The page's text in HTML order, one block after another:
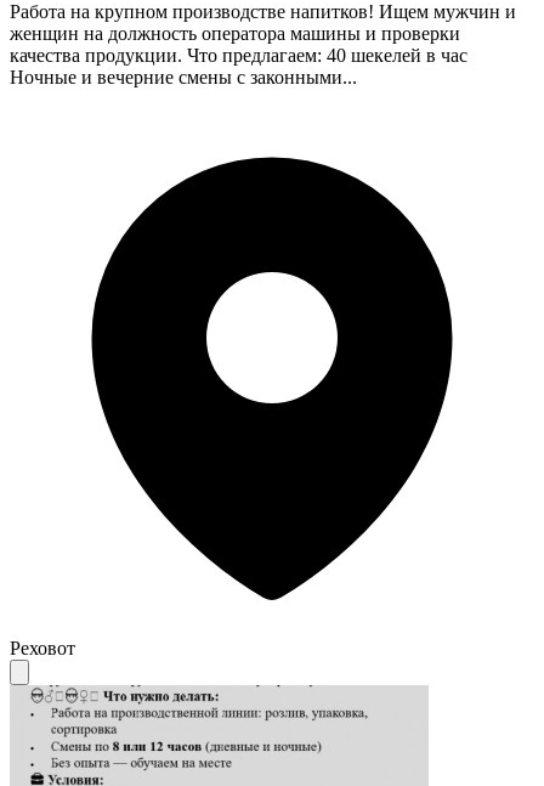
Работа на крупном производстве напитков! Ищем мужчин и
женщин на должность оператора машины и проверки
качества продукции. Что предлагаем: 40 шекелей в час
Ночные и вечерние смены с законными...
Реховот